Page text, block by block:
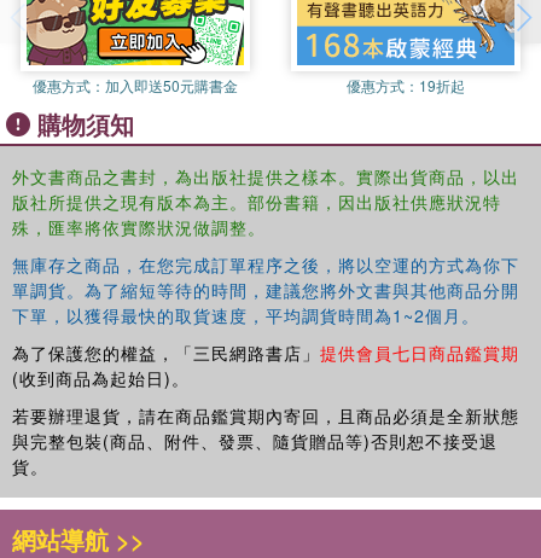
優惠方式： 加入即送50元購書金 優惠方式： 19折起
購物須知
外文書商品之書封，為出版社提供之樣本。實際出貨商品，以出
版社所提供之現有版本為主。部份書籍，因出版社供應狀況特
殊，匯率將依實際狀況做調整。
無庫存之商品，在您完成訂單程序之後，將以空運的方式為你下
單調貨。為了縮短等待的時間，建議您將外文書與其他商品分開
下單，以獲得最快的取貨速度，平均調貨時間為1~2個月。
為了保護您的權益，「三民網路書店」 提供會員七日商品鑑賞期
(收到商品為起始日)。
若要辦理退貨，請在商品鑑賞期內寄回，且商品必須是全新狀態
與完整包裝(商品、附件、發票、隨貨贈品等)否則恕不接受退
貨。
網站導航 >>